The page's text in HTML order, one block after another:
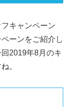
キャンペーン
ーンをご紹介し
2019年8月のキ
。